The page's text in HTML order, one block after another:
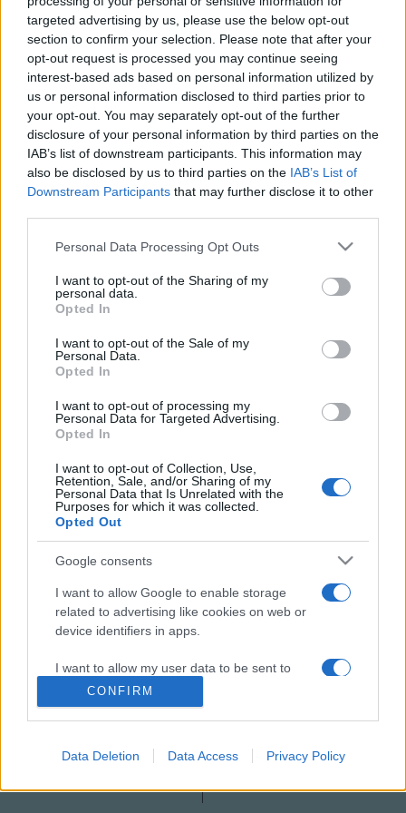
targeted advertising by us, please use the below opt-out
section to confirm your selection. Please note that after your
opt-out request is processed you may continue seeing
interest-based ads based on personal information utilized by
us or personal information disclosed to third parties prior to
your opt-out. You may separately opt-out of the further
disclosure of your personal information by third parties on the
IAB’s list of downstream participants. This information may
also be disclosed by us to third parties on the IAB’s List of
Downstream Participants that may further disclose it to other
Please note that this website/app uses one or more Google
not limited to your visit or usage behaviour. You may click to
grant or deny consent to Google and its third-party tags to
use your data for below specified purposes in below Google
consent section.
Personal Data Processing Opt Outs
I want to opt-out of the Sharing of my
personal data.
Opted In
I want to opt-out of the Sale of my
Personal Data.
Opted In
I want to opt-out of processing my
Personal Data for Targeted Advertising.
Opted In
I want to opt-out of Collection, Use,
Retention, Sale, and/or Sharing of my
Personal Data that Is Unrelated with the
Purposes for which it was collected.
Opted Out
Google consents
I want to allow Google to enable storage
related to advertising like cookies on web or
device identifiers in apps.
I want to allow my user data to be sent to
Google for online advertising purposes.
I want to allow Google to send me
related to analytics like cookies on web or
CONFIRM
Data Deletion Data Access Privacy Policy
amik idekötnek. Az idő vajon bevár-e, amíg hezitálok? A
Tavasz, tél kettősségét nem volt célom feloldani, csak egy
kis merengésre akartam invitálni a hallgatókat. A szövegben
igyekeztem minél élénkebb képeket, hasonlatokat
használni. Egyfajta 4D moziélményt akartam kialakítani” –
árulta el.
A dalszerzésnek aZorka mellett most először zenészei,
résztvevői voltak. A keverés ismét Doór Mátyás kezében
volt, a mastert pedig Kovács Máté készítette el.
Dal 2023című műsorának első válogatójában.
AZORKA DALPREMIER